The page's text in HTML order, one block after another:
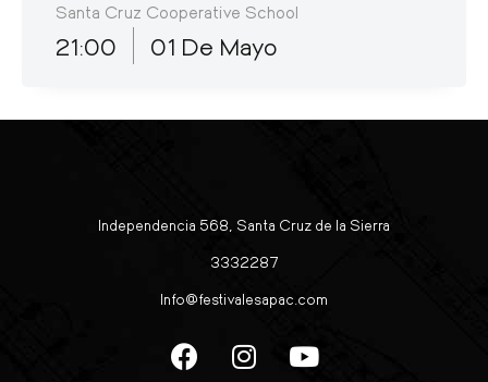
Santa Cruz Cooperative School
21:00 01 De Mayo
Independencia 568, Santa Cruz de la Sierra
3332287
Info@festivalesapac.com